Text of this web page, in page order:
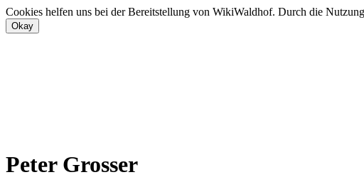
Cookies helfen uns bei der Bereitstellung von WikiWaldhof. Durch die
Peter Grosser